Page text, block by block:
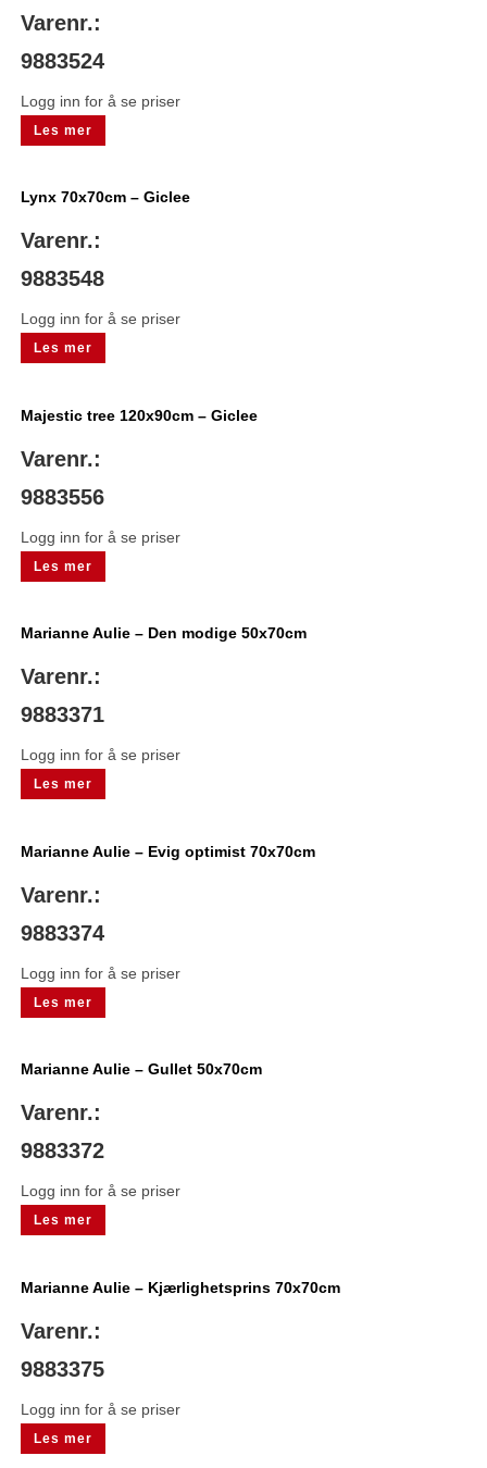
Varenr.:
9883524
Logg inn for å se priser
Les mer
Lynx 70x70cm – Giclee
Varenr.:
9883548
Logg inn for å se priser
Les mer
Majestic tree 120x90cm – Giclee
Varenr.:
9883556
Logg inn for å se priser
Les mer
Marianne Aulie – Den modige 50x70cm
Varenr.:
9883371
Logg inn for å se priser
Les mer
Marianne Aulie – Evig optimist 70x70cm
Varenr.:
9883374
Logg inn for å se priser
Les mer
Marianne Aulie – Gullet 50x70cm
Varenr.:
9883372
Logg inn for å se priser
Les mer
Marianne Aulie – Kjærlighetsprins 70x70cm
Varenr.:
9883375
Logg inn for å se priser
Les mer